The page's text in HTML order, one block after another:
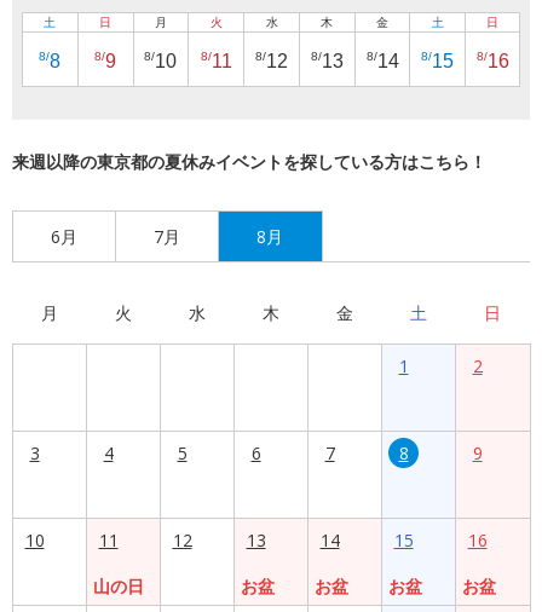
土
8/8
日
8/9
月
8/10
火
8/11
水
8/12
木
8/13
金
8/14
土
8/15
日
8/16
来週以降の東京都の夏休みイベントを探している方はこちら！
6月 7月 8月
月 火 水 木 金 土 日
1 2
3 4 5 6 7 8 9
10
11
山の日
12
13
お盆
14
お盆
15
お盆
16
お盆